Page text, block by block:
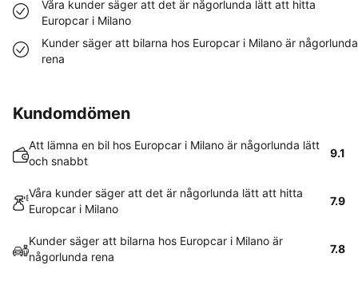
Våra kunder säger att det är någorlunda lätt att hitta
Europcar i Milano
Kunder säger att bilarna hos Europcar i Milano är någorlunda
rena
Kundomdömen
Att lämna en bil hos Europcar i Milano är någorlunda lätt
och snabbt
9.1
Våra kunder säger att det är någorlunda lätt att hitta
Europcar i Milano
7.9
Kunder säger att bilarna hos Europcar i Milano är
någorlunda rena
7.8